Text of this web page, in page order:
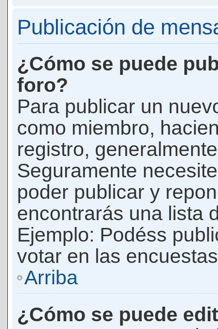
Publicación de
¿Cómo se puede
foro?
Para publicar un
como miembro,
registro,
Seguramente
poder publicar y
encontrarás una lista
Ejemplo: Podéss
votar en las
Arriba
¿Cómo se puede